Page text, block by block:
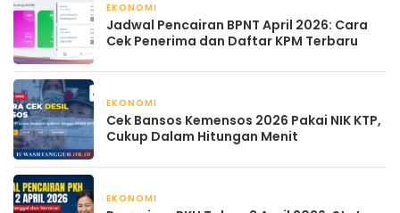
EKONOMI
Jadwal Pencairan BPNT April 2026: Cara
Cek Penerima dan Daftar KPM Terbaru
EKONOMI
Cek Bansos Kemensos 2026 Pakai NIK KTP,
Cukup Dalam Hitungan Menit
EKONOMI